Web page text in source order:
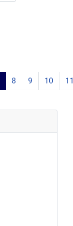
Seite 7 von 45
8 9 10